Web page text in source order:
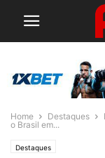
Home Destaques
o Brasil em...
Destaques